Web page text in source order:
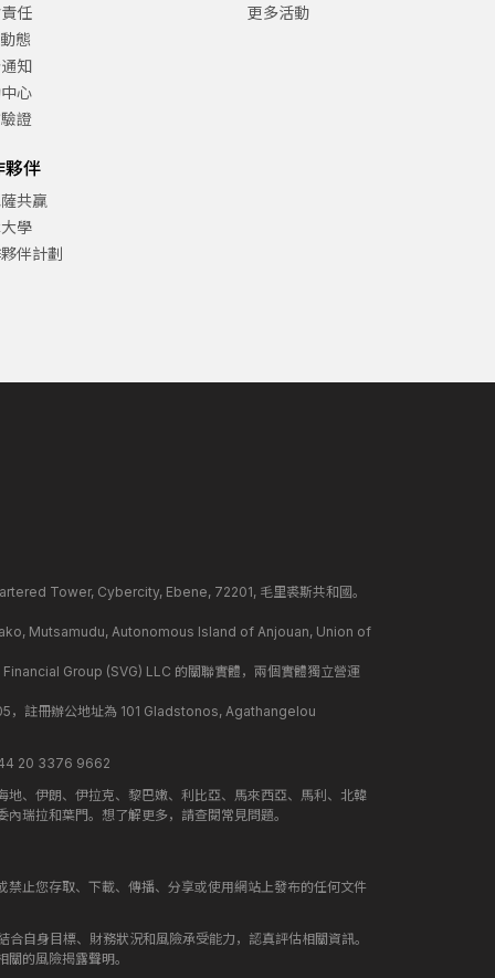
任
態
知
心
證
夥伴
共贏
學
伴計劃
更多活動
Tower, Cybercity, Ebene, 72201, 毛里裘斯共和國。
Mutsamudu, Autonomous Island of Anjouan, Union of
Group (SVG) LLC 的關聯實體，兩個實體獨立營運
，註冊辦公地址為 101 Gladstonos, Agathangelou
20 3376 9662
、伊朗、伊拉克、黎巴嫩、利比亞、馬來西亞、馬利、北韓
瑞拉和葉門。想了解更多，請查閱常見問題。
止您存取、下載、傳播、分享或使用網站上發布的任何文件
自身目標、財務狀況和風險承受能力，認真評估相關資訊。
的風險揭露聲明。